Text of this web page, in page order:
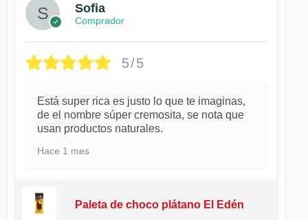
Sofia
Comprador
5/5
Está super rica es justo lo que te imaginas,
de el nombre súper cremosita, se nota que
usan productos naturales.
Hace 1 mes
Paleta de choco plátano El Edén